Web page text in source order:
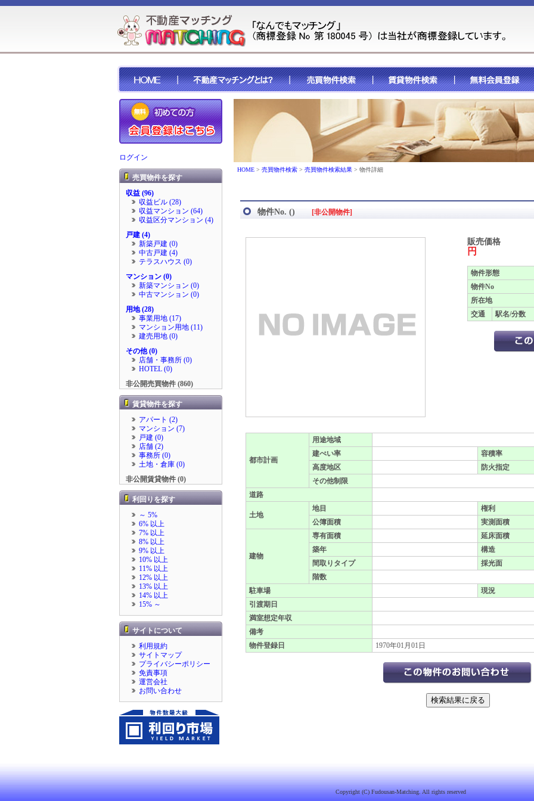
ログイン
売買物件を探す
収益 (96)
収益ビル (28)
収益マンション (64)
収益区分マンション (4)
戸建 (4)
新築戸建 (0)
中古戸建 (4)
テラスハウス (0)
マンション (0)
新築マンション (0)
中古マンション (0)
用地 (28)
事業用地 (17)
マンション用地 (11)
建売用地 (0)
その他 (0)
店舗・事務所 (0)
HOTEL (0)
非公開売買物件 (860)
賃貸物件を探す
アパート (2)
マンション (7)
戸建 (0)
店舗 (2)
事務所 (0)
土地・倉庫 (0)
非公開賃貸物件 (0)
利回りを探す
～ 5%
6% 以上
7% 以上
8% 以上
9% 以上
10% 以上
11% 以上
12% 以上
13% 以上
14% 以上
15% ～
サイトについて
利用規約
サイトマップ
プライバシーポリシー
免責事項
運営会社
お問い合わせ
HOME > 売買物件検索 > 売買物件検索結果 > 物件詳細
物件No. () [非公開物件]
販売価格
円
物件形態
物件No
所在地
交通
駅名/分数
都市計画
用途地域
建ぺい率
容積率
高度地区
防火指定
その他制限
道路
土地
地目
権利
公簿面積
実測面積
建物
専有面積
延床面積
築年
構造
間取りタイプ
採光面
階数
駐車場
現況
引渡期日
満室想定年収
備考
物件登録日
1970年01月01日
Copyright (C) Fudousan-Matching. All rights reserved